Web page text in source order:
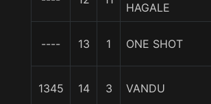
HAGALE
---- 13 1 ONE SHOT
1345 14 3 VANDU